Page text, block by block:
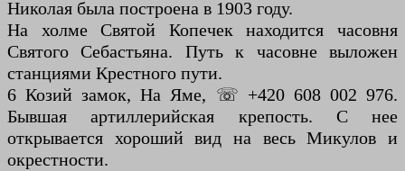
Николая была построена в 1903 году.
На холме Святой Копечек находится часовня
Святого Себастьяна. Путь к часовне выложен
станциями Крестного пути.
6 Козий замок, На Яме, ☏ +420 608 002 976.
Бывшая артиллерийская крепость. С нее
открывается хороший вид на весь Микулов и
окрестности.